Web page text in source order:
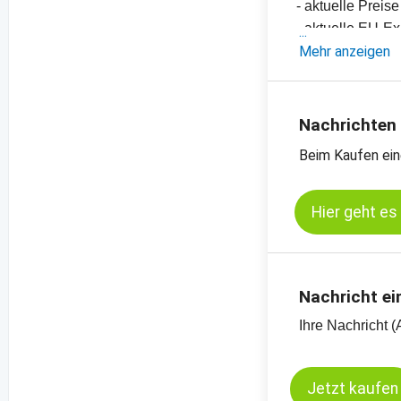
- aktuelle Preise
- aktuelle EU-
-Preischart,
Mehr anzeigen
Beim Kaufen
Hier geht
Nachricht
Ihre Nachricht
Jetzt kaufen